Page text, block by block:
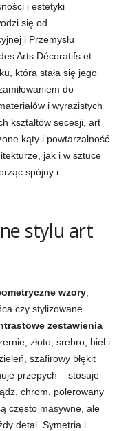
i estetyki
się od
i Przemysłu
Arts Décoratifs et
która stała się jego
do
i wyrazistych
kształtów secesji, art
kąty i powtarzalność
jak i w sztuce
spójny i
stylu art
wzory
czy stylizowane
zestawienia
złoto, srebro, biel i
szafirowy błękit
przepych – stosuje
chrom, polerowany
często masywne, ale
detal. Symetria i